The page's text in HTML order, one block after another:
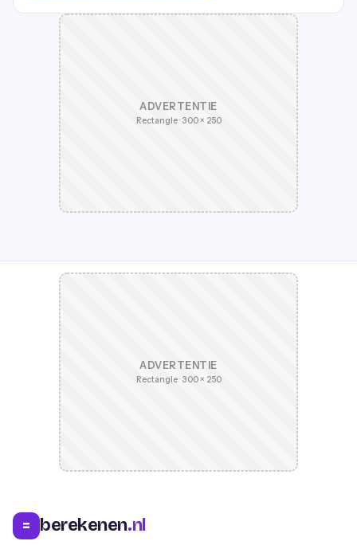
ADVERTENTIE
Rectangle · 300 × 250
ADVERTENTIE
Rectangle · 300 × 250
= berekenen.nl